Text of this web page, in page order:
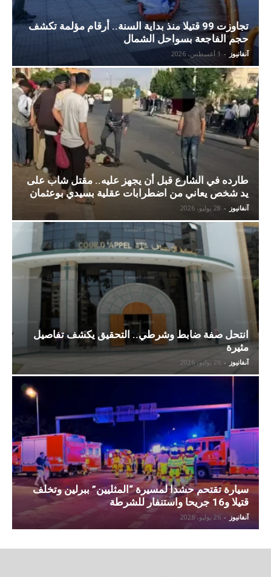
تجاوزت 99 قتيلا منذ بداية السنة.. أرقام مؤلمة تكشف
حجم الفاجعة بسواحل الشمال
آنفانيوز - 1 أغسطس، 2026
طارده في الشارع قبل أن يجهز عليه.. مقتل شاب على
يد شخص يعاني من اضطرابات عقلية بسيدي بوعثمان
آنفانيوز - 28 يوليو، 2026
انتحل صفة ضابط وشرطي.. التحقيق يكشف تفاصيل
مثيرة
آنفانيوز - 26 يوليو، 2026
سيارة تقتحم حشدا لمسيرة “المثليين” ببرلين وتخلف
قتيلا و16 جريحا واستنفار للشرطة
آنفانيوز - 26 يوليو، 2026